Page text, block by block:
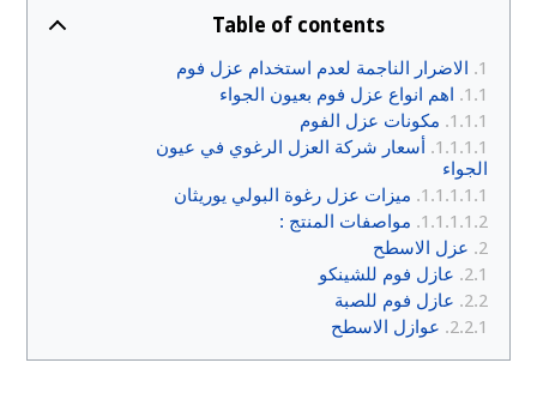
Table of contents
الاضرار الناجمة لعدم استخدام عزل فوم
اهم انواع عزل فوم بعيون الجواء
مكونات عزل الفوم
أسعار شركة العزل الرغوي في عيون
الجواء
ميزات عزل رغوة البولي يوريثان
مواصفات المنتج :
عزل الاسطح
عازل فوم للشينكو
عازل فوم للصبة
عوازل الاسطح